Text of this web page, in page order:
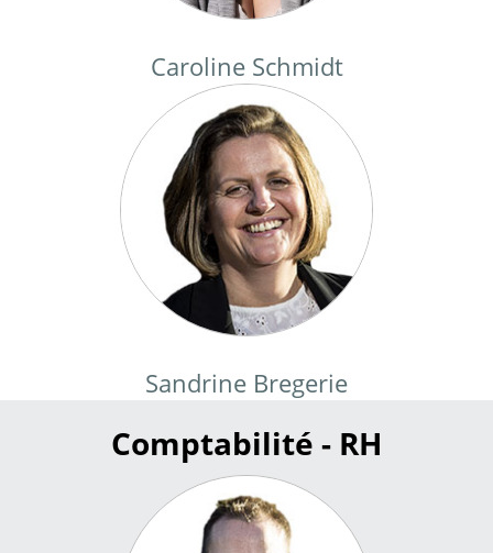
Caroline Schmidt
Sandrine Bregerie
Comptabilité - RH